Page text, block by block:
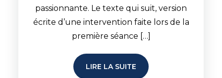
passionnante. Le texte qui suit, version
écrite d’une intervention faite lors de la
première séance […]
LIRE LA SUITE